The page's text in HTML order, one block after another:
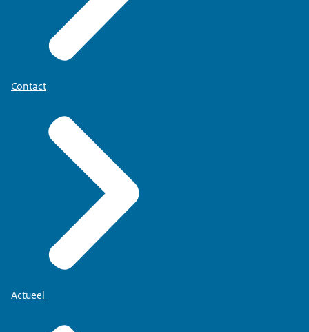
Contact
Actueel